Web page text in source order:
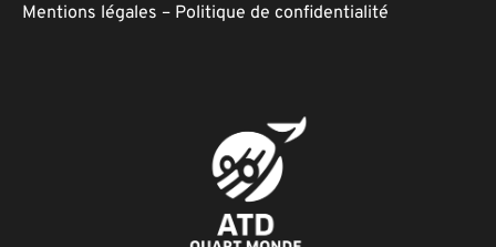
Mentions légales – Politique de confidentialité